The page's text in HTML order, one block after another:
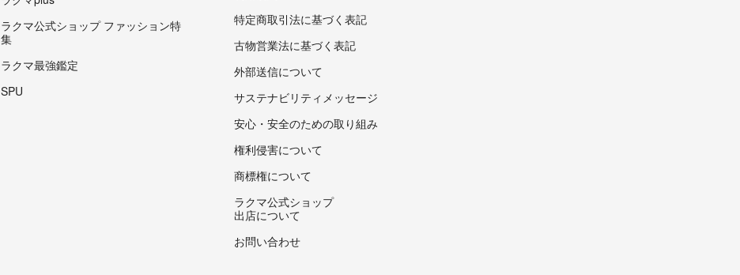
ラクマ公式ショップ ファッション特
集
ラクマ最強鑑定
SPU
特定商取引法に基づく表記
古物営業法に基づく表記
外部送信について
サステナビリティメッセージ
安心・安全のための取り組み
権利侵害について
商標権について
ラクマ公式ショップ
出店について
お問い合わせ